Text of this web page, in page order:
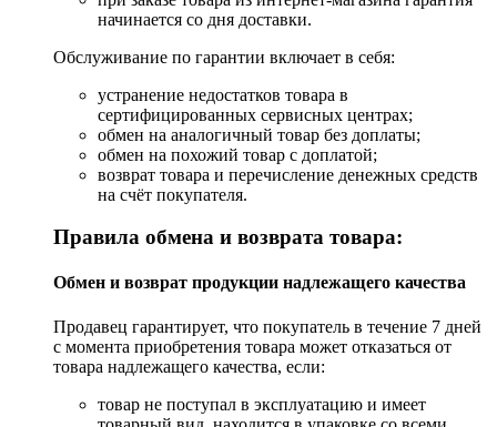
начинается со дня доставки.
Обслуживание по гарантии включает в себя:
устранение недостатков товара в
сертифицированных сервисных центрах;
обмен на аналогичный товар без доплаты;
обмен на похожий товар с доплатой;
возврат товара и перечисление денежных средств
на счёт покупателя.
Правила обмена и возврата товара:
Обмен и возврат продукции надлежащего качества
Продавец гарантирует, что покупатель в течение 7 дней
с момента приобретения товара может отказаться от
товара надлежащего качества, если:
товар не поступал в эксплуатацию и имеет